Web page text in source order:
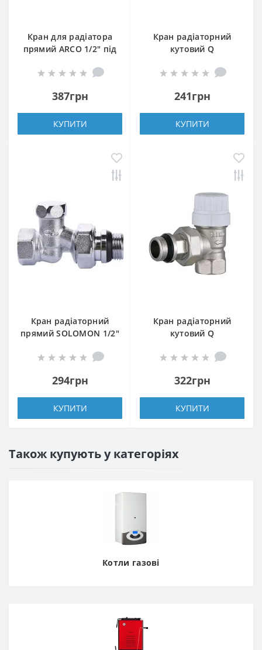
Кран для радіатора
прямий ARCO 1/2″ під
387грн
КУПИТИ
Кран радіаторний
кутовий Q
NV-QP5007 під ключ з
241грн
КУПИТИ
Кран радіаторний
прямий SOLOMON 1/2″
ущільнювачем 161405
294грн
КУПИТИ
Кран радіаторний
кутовий Q
NV-QP5017 під
ущільнювачем
322грн
КУПИТИ
Також купують у категоріях
Котли газові